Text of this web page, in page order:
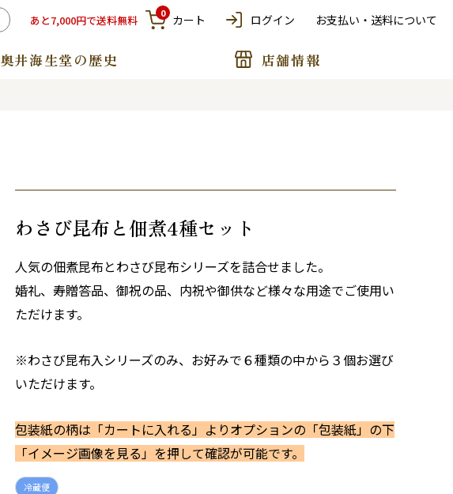
あと7,000円で送料無料 0 カート ログイン お支払い・送料について
奥井海生堂の歴史 店舗情報
わさび昆布と佃煮4種セット
人気の佃煮昆布とわさび昆布シリーズを詰合せました。
婚礼、寿贈答品、御祝の品、内祝や御供など様々な用途でご使用い
ただけます。
※わさび昆布入シリーズのみ、お好みで６種類の中から３個お選び
いただけます。
包装紙の柄は「カートに入れる」よりオプションの「包装紙」の下
「イメージ画像を見る」を押して確認が可能です。
冷蔵便